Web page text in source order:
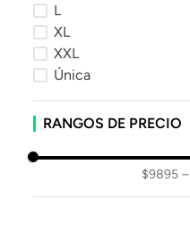
L
XL
XXL
Única
RANGOS DE PRECIO
$9895 –